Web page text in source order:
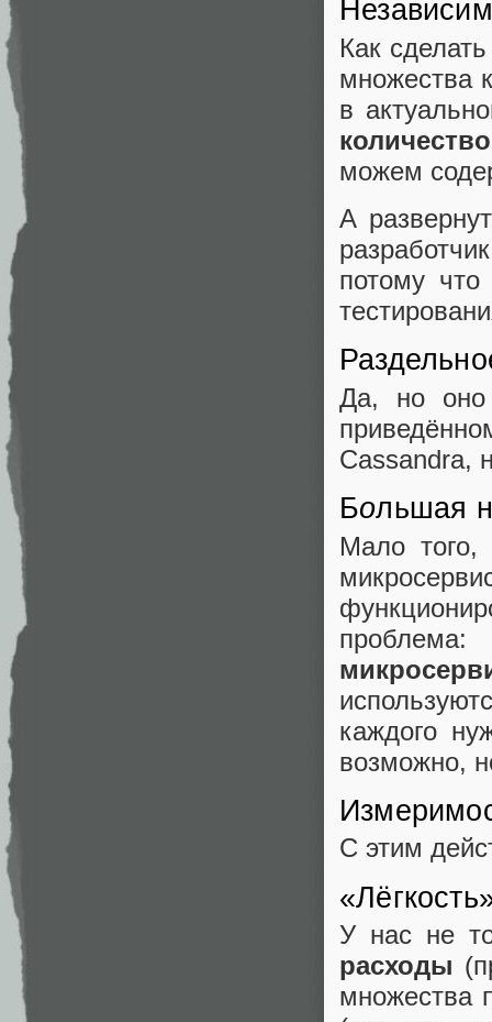
Как
множества
в
можем
А
потому что
Да, но оно
Cassandra,
Большая
Мало того,
каждого
возможно,
С этим
У нас не
расходы
множества